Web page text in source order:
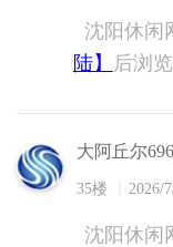
沈阳休闲
陆】
后浏览
大阿丘尔696
35楼 2026/
沈阳休闲